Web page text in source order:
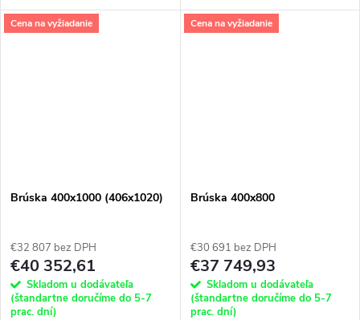
programovateľný automat PLC
SIEMENS, Má modernú,
programovateľný automat PLC
SIEMENS, Má modernú,
Cena na vyžiadanie
Brúska 400x1000 (406x1020)
€32 807 bez DPH
€40 352,61
Skladom u dodávateľa
(štandartne doručíme do 5-7
prac. dní)
Cena na vyžiadanie
Brúska 400x800
€30 691 bez DPH
€37 749,93
Skladom u dodávateľa
(štandartne doručíme do 5-7
prac. dní)